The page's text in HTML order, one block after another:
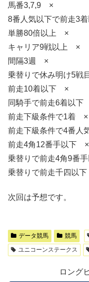
馬番3,7,9 ×
8番人気以下で前走3
単勝80倍以上 ×
キャリア9戦以上 ×
間隔3週 ×
乗替りで休み明け5
前走10着以下 ×
同騎手で前走6着以
前走下級条件で1着 ×
前走下級条件で4番
前走4角12番手以下 ×
乗替りで前走4角9番
乗替りで前走千四以
次回は予想です。
データ競馬 競馬
ユニコーンステークス
ロング